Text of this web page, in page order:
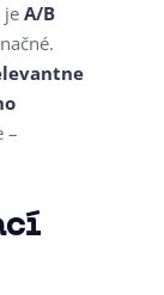
jeA/B
–